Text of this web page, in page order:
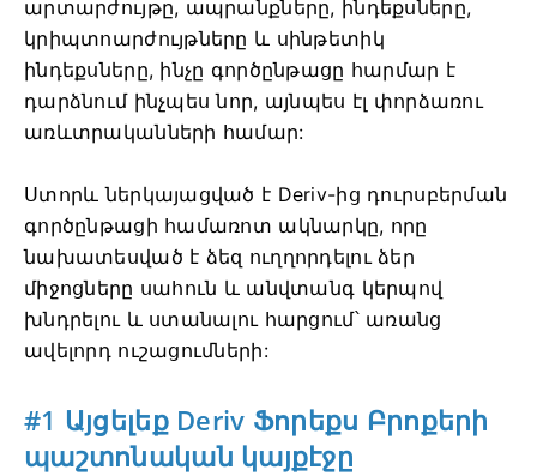
արտարժույթը, ապրանքները, ինդեքսները,
կրիպտոարժույթները և սինթետիկ
ինդեքսները, ինչը գործընթացը հարմար է
դարձնում ինչպես նոր, այնպես էլ փորձառու
առևտրականների համար:
Ստորև ներկայացված է Deriv-ից դուրսբերման
գործընթացի համառոտ ակնարկը, որը
նախատեսված է ձեզ ուղղորդելու ձեր
միջոցները սահուն և անվտանգ կերպով
խնդրելու և ստանալու հարցում՝ առանց
ավելորդ ուշացումների:
#1 Այցելեք Deriv Ֆորեքս Բրոքերի
պաշտոնական կայքէջը